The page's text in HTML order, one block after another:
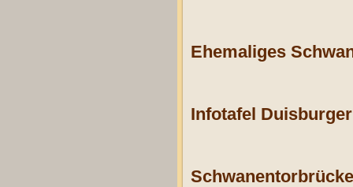
Ehemaliges
Infotafel